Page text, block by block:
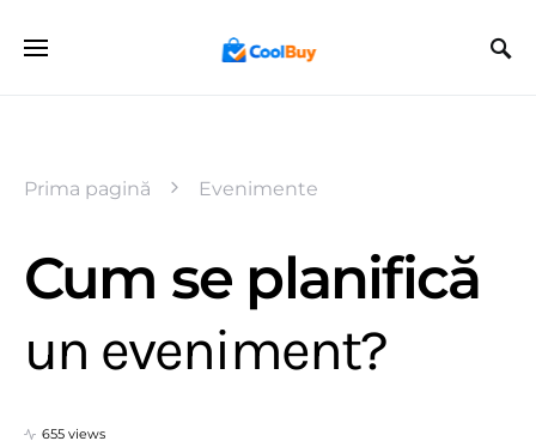
Prima pagină Evenimente
Cum se planifică
un eveniment?
655 views